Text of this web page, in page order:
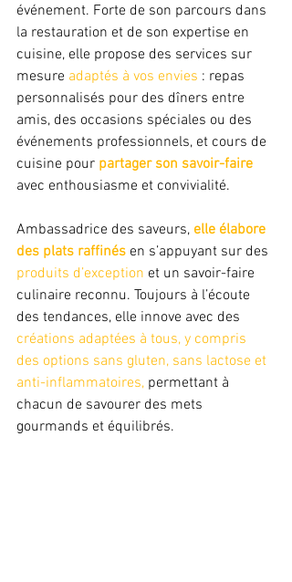
événement. Forte de son parcours dans
la restauration et de son expertise en
cuisine, elle propose des services sur
mesure adaptés à vos envies : repas
personnalisés pour des dîners entre
amis, des occasions spéciales ou des
événements professionnels, et cours de
cuisine pour partager son savoir-faire
avec enthousiasme et convivialité.
Ambassadrice des saveurs, elle élabore
des plats raffinés en s’appuyant sur des
produits d’exception et un savoir-faire
culinaire reconnu. Toujours à l’écoute
des tendances, elle innove avec des
créations adaptées à tous, y compris
des options sans gluten, sans lactose et
anti-inflammatoires, permettant à
chacun de savourer des mets
gourmands et équilibrés.